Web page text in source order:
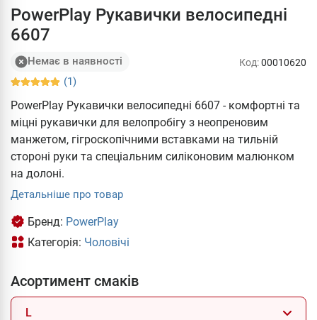
PowerPlay Рукавички велосипедні
6607
Немає в наявності
(1)
Код:00010620
PowerPlay Рукавички велосипедні 6607 - комфортні та
міцні рукавички для велопробігу з неопреновим
манжетом, гігроскопічними вставками на тильній
стороні руки та спеціальним силіконовим малюнком
на долоні.
Детальніше про товар
Бренд: PowerPlay
Категорія: Чоловічі
Асортимент смаків
L